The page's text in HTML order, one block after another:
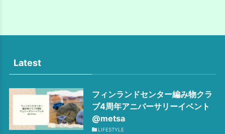
Latest
フィンランドセンター編み物クラ
ブ4周年アニバーサリーイベント
@metsa
LIFESTYLE